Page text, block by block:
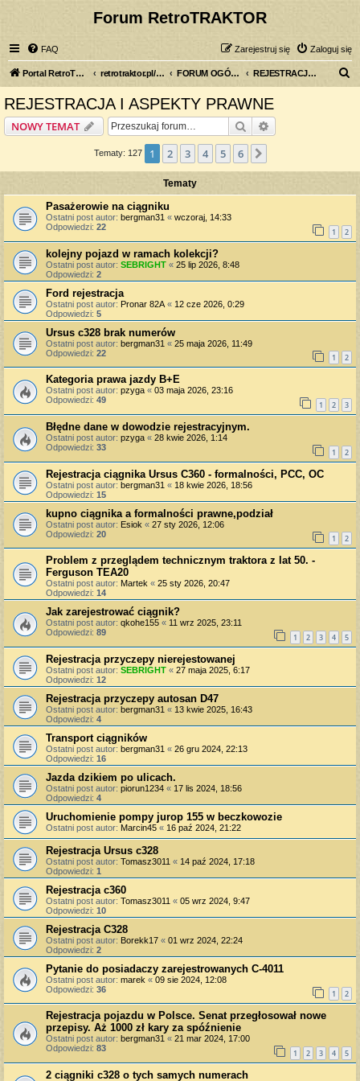
Forum RetroTRAKTOR
FAQ Zaloguj się
Zarejestruj się
Portal RetroTRAKTOR.pl retrotraktor.pl/forum FORUM OGÓLNE REJESTRACJA I ASPEKTY PRAWNE
REJESTRACJA I ASPEKTY PRAWNE
NOWY TEMAT Szukaj
Tematy: 127 1 2 3 4 5 6
Tematy
Pasażerowie na ciągniku
Ostatni post autor: bergman31 « wczoraj, 14:33
Odpowiedzi: 22 1 2
kolejny pojazd w ramach kolekcji?
Ostatni post autor: SEBRIGHT « 25 lip 2026, 8:48
Odpowiedzi: 2
Ford rejestracja
Ostatni post autor: Pronar 82A « 12 cze 2026, 0:29
Odpowiedzi: 5
Ursus c328 brak numerów
Ostatni post autor: bergman31 « 25 maja 2026, 11:49
Odpowiedzi: 22 1 2
Kategoria prawa jazdy B+E
Ostatni post autor: pzyga « 03 maja 2026, 23:16
Odpowiedzi: 49 1 2 3
Błędne dane w dowodzie rejestracyjnym.
Ostatni post autor: pzyga « 28 kwie 2026, 1:14
Odpowiedzi: 33 1 2
Rejestracja ciągnika Ursus C360 - formalności, PCC, OC
Ostatni post autor: bergman31 « 18 kwie 2026, 18:56
Odpowiedzi: 15
kupno ciągnika a formalności prawne,podział
Ostatni post autor: Esiok « 27 sty 2026, 12:06
Odpowiedzi: 20 1 2
Problem z przeglądem technicznym traktora z lat 50. -
Ferguson TEA20
Ostatni post autor: Martek « 25 sty 2026, 20:47
Odpowiedzi: 14
Jak zarejestrować ciągnik?
Ostatni post autor: qkohe155 « 11 wrz 2025, 23:11
Odpowiedzi: 89 1 2 3 4 5
Rejestracja przyczepy nierejestowanej
Ostatni post autor: SEBRIGHT « 27 maja 2025, 6:17
Odpowiedzi: 12
Rejestracja przyczepy autosan D47
Ostatni post autor: bergman31 « 13 kwie 2025, 16:43
Odpowiedzi: 4
Transport ciągników
Ostatni post autor: bergman31 « 26 gru 2024, 22:13
Odpowiedzi: 16
Jazda dzikiem po ulicach.
Ostatni post autor: piorun1234 « 17 lis 2024, 18:56
Odpowiedzi: 4
Uruchomienie pompy jurop 155 w beczkowozie
Ostatni post autor: Marcin45 « 16 paź 2024, 21:22
Rejestracja Ursus c328
Ostatni post autor: Tomasz3011 « 14 paź 2024, 17:18
Odpowiedzi: 1
Rejestracja c360
Ostatni post autor: Tomasz3011 « 05 wrz 2024, 9:47
Odpowiedzi: 10
Rejestracja C328
Ostatni post autor: Borekk17 « 01 wrz 2024, 22:24
Odpowiedzi: 2
Pytanie do posiadaczy zarejestrowanych C-4011
Ostatni post autor: marek « 09 sie 2024, 12:08
Odpowiedzi: 36 1 2
Rejestracja pojazdu w Polsce. Senat przegłosował nowe
przepisy. Aż 1000 zł kary za spóźnienie
Ostatni post autor: bergman31 « 21 mar 2024, 17:00
Odpowiedzi: 83 1 2 3 4 5
2 ciągniki c328 o tych samych numerach